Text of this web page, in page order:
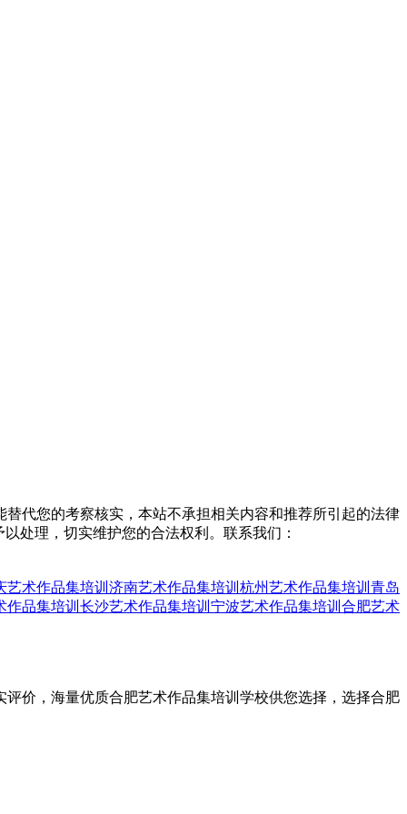
代您的考察核实，本站不承担相关内容和推荐所引起的法律
处理，切实维护您的合法权利。联系我们：
艺术作品集培训 济南艺术作品集培训 杭州艺术作品集培训 青岛
作品集培训 长沙艺术作品集培训 宁波艺术作品集培训 合肥艺术
价，海量优质合肥艺术作品集培训学校供您选择，选择合肥